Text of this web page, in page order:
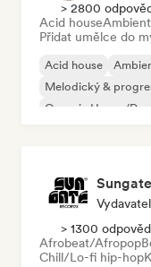
> 2800
Acid houseAmbient
Přidat umělce do
Acid house
Melodický &
Organic House/
> 1300
Afrobeat/Afropop
Chill/Lo-fi hip-hop